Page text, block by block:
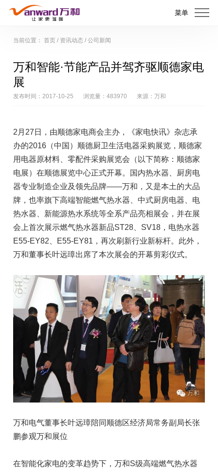
菜单
当前位置： 首页/ 资讯动态 / 公司新闻
万和智能·节能产品并驾齐驱顺德家电
展
发布时间：2017-10-25 浏览量：483970 来源：万和
2月27日，由顺德家电商会主办，《家电快讯》杂志承
办的2016（中国）顺德厨卫生活电器采购展览，顺德家
用电器原材料、零配件采购展览会（以下简称：顺德家
电展）在顺德展览中心正式开幕。国内热水器、厨房电
器专业制造企业及领先品牌——万和，又是本土的大品
牌，也率旗下高端智能燃气热水器、中式厨房电器、电
热水器、新能源热水系统等全系产品亮相展会，并在展
会上首次展示燃气热水器新品ST28、SV18，电热水器
E55-EY82、E55-EY81，再次刷新行业新标杆。此外，
万和董事长叶远璋出席了本次展会的开幕剪彩仪式。
万和电气董事长叶远璋陪同顺德区经济局常务副局长张
鹏参观万和展位
在智能化家电的变革趋势下，万和S级高端燃气热水器